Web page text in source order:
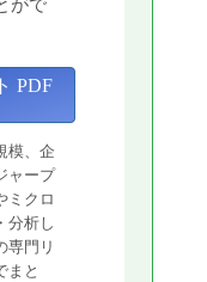
がで
PDF
模、企
ャープ
ミクロ
分析し
専門リ
まと